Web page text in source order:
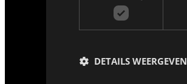
DETAILS WEERGEVEN